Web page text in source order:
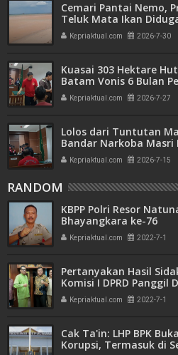
Cemari Pantai Nemo,
Teluk Mata Ikan
Amdal
Kepriaktual.com 2026-7-30
Kuasai 303 Hektare
Batam Vonis 6 Bulan
Kepriaktual.com 2026-7-27
Lolos dari Tuntutan
Bandar Narkoba Masri
Miliaran
Kepriaktual.com 2026-7-15
RANDOM
KBPP Polri Resor
Bhayangkara ke-76
Kepriaktual.com 2022-7-1
Pertanyakan Hasil
Komisi I DPRD Panggil
Kepriaktual.com 2022-7-1
Cak Ta'in: LHP BPK
Korupsi, Termasuk di